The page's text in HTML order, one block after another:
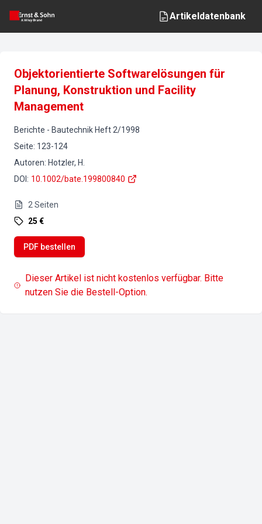
Artikeldatenbank
Objektorientierte Softwarelösungen für
Planung, Konstruktion und Facility
Management
Berichte - Bautechnik Heft 2/1998
Seite: 123-124
Autoren: Hotzler, H.
DOI : 10.1002/bate.199800840
2 Seiten
25 €
PDF bestellen
Dieser Artikel ist nicht kostenlos verfügbar. Bitte
nutzen Sie die Bestell-Option.